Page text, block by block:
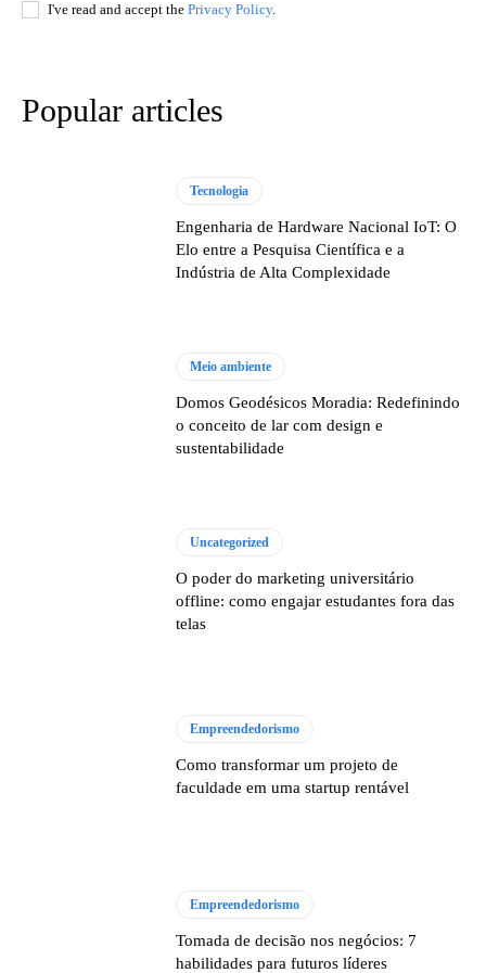
I've read and accept the Privacy Policy.
Popular articles
Tecnologia
Engenharia de Hardware Nacional IoT: O
Elo entre a Pesquisa Científica e a
Indústria de Alta Complexidade
Meio ambiente
Domos Geodésicos Moradia: Redefinindo
o conceito de lar com design e
sustentabilidade
Uncategorized
O poder do marketing universitário
offline: como engajar estudantes fora das
telas
Empreendedorismo
Como transformar um projeto de
faculdade em uma startup rentável
Empreendedorismo
Tomada de decisão nos negócios: 7
habilidades para futuros líderes